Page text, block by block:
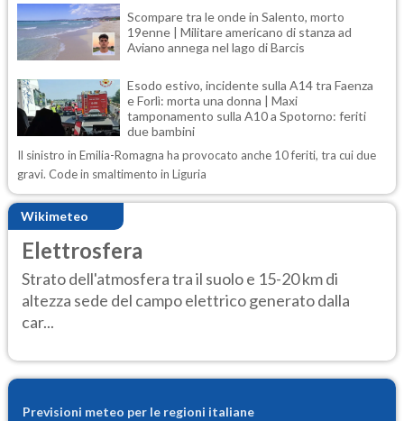
Scompare tra le onde in Salento, morto
19enne | Militare americano di stanza ad
Aviano annega nel lago di Barcis
Esodo estivo, incidente sulla A14 tra Faenza
e Forlì: morta una donna | Maxi
tamponamento sulla A10 a Spotorno: feriti
due bambini
Il sinistro in Emilia-Romagna ha provocato anche 10 feriti, tra cui due
gravi. Code in smaltimento in Liguria
Wikimeteo
Elettrosfera
Strato dell'atmosfera tra il suolo e 15-20 km di
altezza sede del campo elettrico generato dalla
car...
Previsioni meteo per le regioni italiane